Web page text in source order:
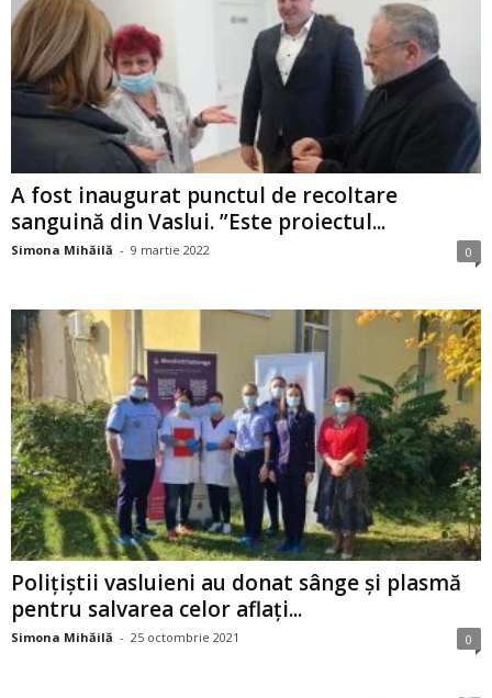
A fost inaugurat punctul de recoltare
sanguină din Vaslui. ”Este proiectul...
Simona Mihăilă - 9 martie 2022 0
Polițiștii vasluieni au donat sânge și plasmă
pentru salvarea celor aflați...
Simona Mihăilă - 25 octombrie 2021 0